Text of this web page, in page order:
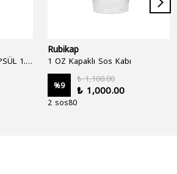
Rubikap
1 OZ Kapaklı Sos Kabı
%9
₺ 1,100.00
₺ 1,000.00
2 sos80